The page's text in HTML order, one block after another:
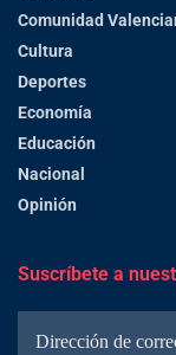
Comunidad
Cultura
Deportes
Economía
Educación
Nacional
Opinión
Suscríbete a